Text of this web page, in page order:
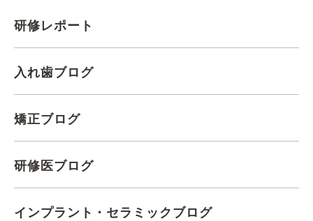
研修レポート
入れ歯ブログ
矯正ブログ
研修医ブログ
インプラント・セラミックブログ